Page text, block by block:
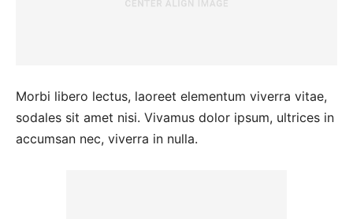
Morbi libero lectus, laoreet elementum viverra vitae,
sodales sit amet nisi. Vivamus dolor ipsum, ultrices in
accumsan nec, viverra in nulla.